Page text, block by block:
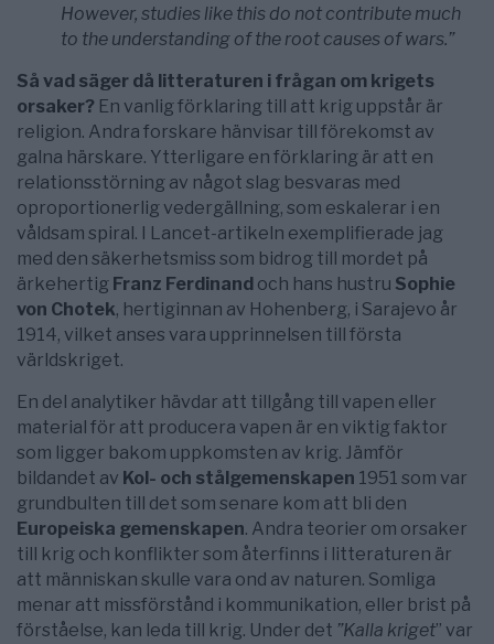
However, studies like this do not contribute much
to the understanding of the root causes of wars.”
Så vad säger då litteraturen i frågan om krigets
orsaker? En vanlig förklaring till att krig uppstår är
religion. Andra forskare hänvisar till förekomst av
galna härskare. Ytterligare en förklaring är att en
relationsstörning av något slag besvaras med
oproportionerlig vedergällning, som eskalerar i en
våldsam spiral. I Lancet-artikeln exemplifierade jag
med den säkerhetsmiss som bidrog till mordet på
ärkehertig Franz Ferdinand och hans hustru Sophie
von Chotek, hertiginnan av Hohenberg, i Sarajevo år
1914, vilket anses vara upprinnelsen till första
världskriget.
En del analytiker hävdar att tillgång till vapen eller
material för att producera vapen är en viktig faktor
som ligger bakom uppkomsten av krig. Jämför
bildandet av Kol- och stålgemenskapen 1951 som var
grundbulten till det som senare kom att bli den
Europeiska gemenskapen. Andra teorier om orsaker
till krig och konflikter som återfinns i litteraturen är
att människan skulle vara ond av naturen. Somliga
menar att missförstånd i kommunikation, eller brist på
förståelse, kan leda till krig. Under det ”Kalla kriget” var